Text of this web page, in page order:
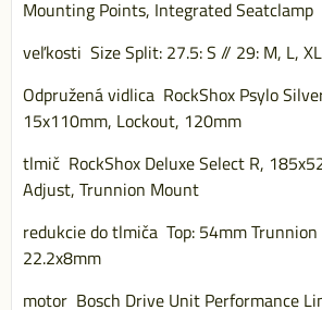
Mounting Points, Integrated Seatclamp
veľkosti Size Split: 27.5: S // 29: M, L, XL
Odpružená vidlica RockShox Psylo
15x110mm, Lockout, 120mm
tlmič RockShox Deluxe Select R,
Adjust, Trunnion Mount
redukcie do tlmiča Top: 54mm
22.2x8mm
motor Bosch Drive Unit Performance